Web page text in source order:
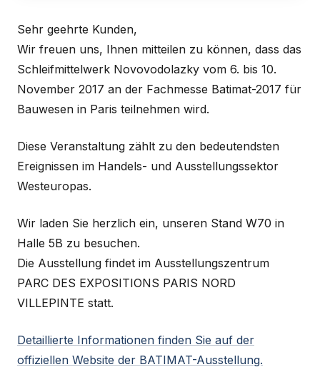
Sehr geehrte Kunden,
Wir freuen uns, Ihnen mitteilen zu können, dass das
Schleifmittelwerk Novovodolazky vom 6. bis 10.
November 2017 an der Fachmesse Batimat-2017 für
Bauwesen in Paris teilnehmen wird.
Diese Veranstaltung zählt zu den bedeutendsten
Ereignissen im Handels- und Ausstellungssektor
Westeuropas.
Wir laden Sie herzlich ein, unseren Stand W70 in
Halle 5B zu besuchen.
Die Ausstellung findet im Ausstellungszentrum
PARC DES EXPOSITIONS PARIS NORD
VILLEPINTE statt.
Detaillierte Informationen finden Sie auf der
offiziellen Website der BATIMAT-Ausstellung.